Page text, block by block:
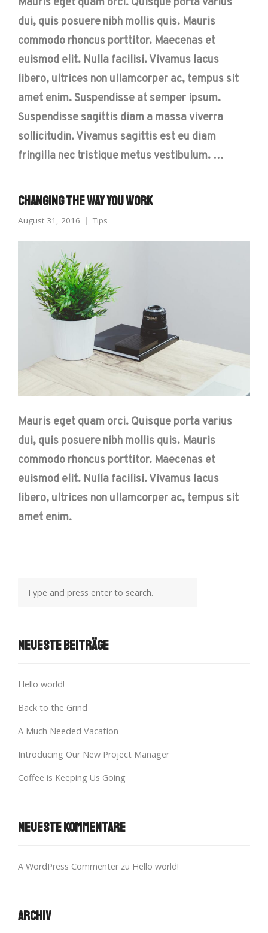
Mauris eget quam orci. Quisque porta varius
dui, quis posuere nibh mollis quis. Mauris
commodo rhoncus porttitor. Maecenas et
euismod elit. Nulla facilisi. Vivamus lacus
libero, ultrices non ullamcorper ac, tempus sit
amet enim. Suspendisse at semper ipsum.
Suspendisse sagittis diam a massa viverra
sollicitudin. Vivamus sagittis est eu diam
fringilla nec tristique metus vestibulum. …
Changing the Way You Work
August 31, 2016 Tips
Mauris eget quam orci. Quisque porta varius
dui, quis posuere nibh mollis quis. Mauris
commodo rhoncus porttitor. Maecenas et
euismod elit. Nulla facilisi. Vivamus lacus
libero, ultrices non ullamcorper ac, tempus sit
amet enim.
Neueste Beiträge
Hello world!
Back to the Grind
A Much Needed Vacation
Introducing Our New Project Manager
Coffee is Keeping Us Going
Neueste Kommentare
A WordPress Commenterzu Hello world!
Archiv